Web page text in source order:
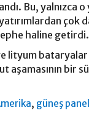
Bu, yalnızca
haline getirdi.
lityum
aşamasının bir
, güneş